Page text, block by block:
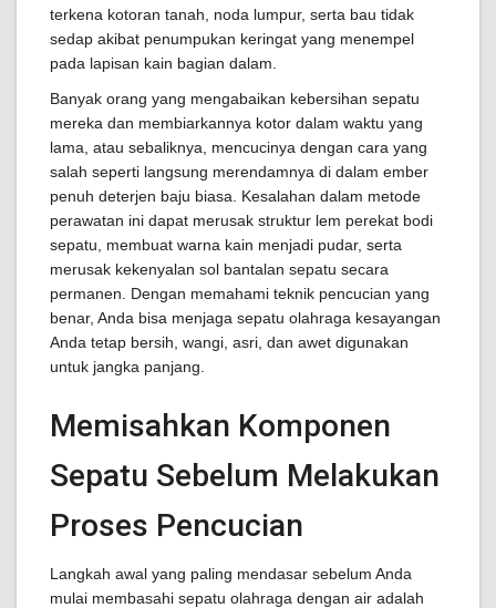
terkena kotoran tanah, noda lumpur, serta bau tidak
sedap akibat penumpukan keringat yang menempel
pada lapisan kain bagian dalam.
Banyak orang yang mengabaikan kebersihan sepatu
mereka dan membiarkannya kotor dalam waktu yang
lama, atau sebaliknya, mencucinya dengan cara yang
salah seperti langsung merendamnya di dalam ember
penuh deterjen baju biasa. Kesalahan dalam metode
perawatan ini dapat merusak struktur lem perekat bodi
sepatu, membuat warna kain menjadi pudar, serta
merusak kekenyalan sol bantalan sepatu secara
permanen. Dengan memahami teknik pencucian yang
benar, Anda bisa menjaga sepatu olahraga kesayangan
Anda tetap bersih, wangi, asri, dan awet digunakan
untuk jangka panjang.
Memisahkan Komponen
Sepatu Sebelum Melakukan
Proses Pencucian
Langkah awal yang paling mendasar sebelum Anda
mulai membasahi sepatu olahraga dengan air adalah